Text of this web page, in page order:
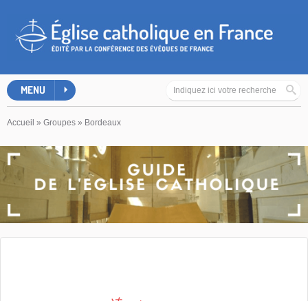
MENU
Accueil » Groupes » Bordeaux